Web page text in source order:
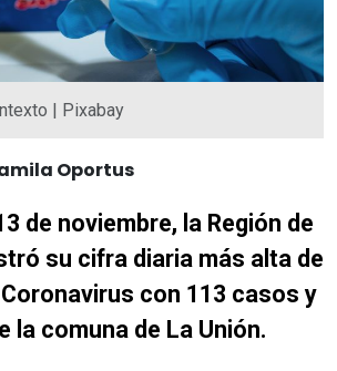
| Pixabay
Oportus
de noviembre, la Región de
su cifra diaria más alta de
con 113 casos y
la comuna de La Unión.